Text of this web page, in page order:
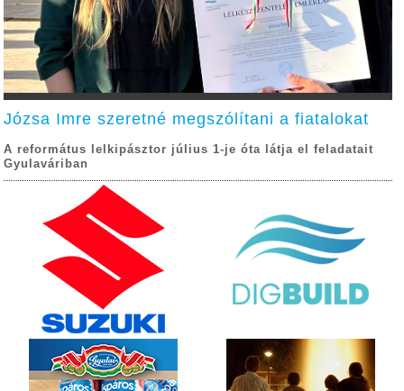
Józsa Imre szeretné megszólítani a fiatalokat
A református lelkipásztor július 1-je óta látja el feladatait
Gyulaváriban